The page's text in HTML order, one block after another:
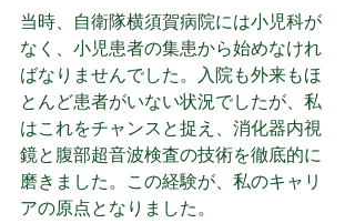
当時、自衛隊横須賀病院には小児科が
なく、小児患者の集患から始めなけれ
ばなりませんでした。入院も外来もほ
とんど患者がいない状況でしたが、私
はこれをチャンスと捉え、消化器内視
鏡と腹部超音波検査の技術を徹底的に
磨きました。この経験が、私のキャリ
アの原点となりました。